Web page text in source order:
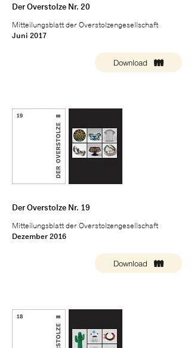
Der Overstolze Nr. 20
Mitteilungsblatt der Overstolzengesellschaft
Juni 2017
Download
Der Overstolze Nr. 19
Mitteilungsblatt der Overstolzengesellschaft
Dezember 2016
Download